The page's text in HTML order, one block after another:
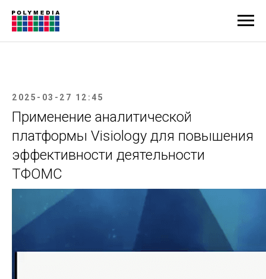
2025-03-27 12:45
Применение аналитической
платформы Visiology для повышения
эффективности деятельности
ТФОМС